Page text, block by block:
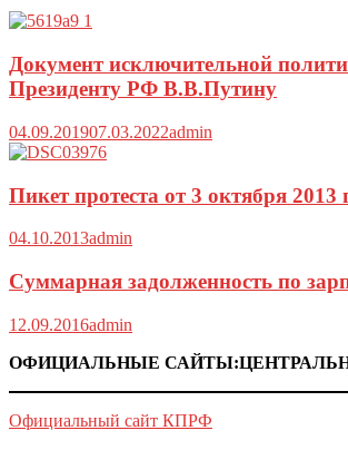
Документ исключительной
Президенту РФ В.В.Путину
04.09.201907.03.2022admin
Пикет протеста от 3 октября 2013
04.10.2013admin
Суммарная задолженность по
12.09.2016admin
ОФИЦИАЛЬНЫЕ
Официальный сайт КПРФ